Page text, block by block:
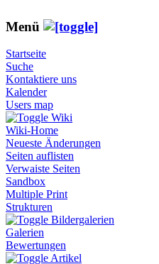
Menü
Startseite
Suche
Kontaktiere uns
Kalender
Users map
Wiki
Wiki-Home
Neueste Änderungen
Seiten auflisten
Verwaiste Seiten
Sandbox
Multiple Print
Strukturen
Bildergalerien
Galerien
Bewertungen
Artikel